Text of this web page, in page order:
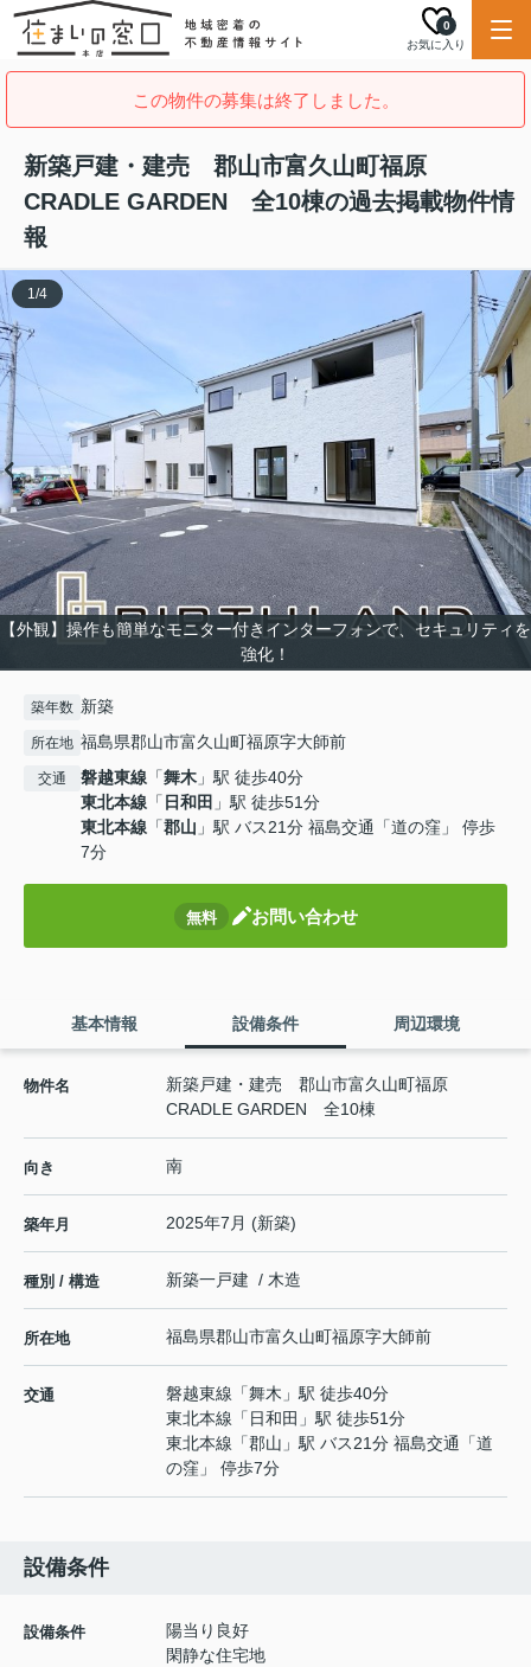
お気に入り
0
この物件の募集は終了しました。
新築戸建・建売 郡山市富久山町福原
CRADLE GARDEN 全10棟の過去掲載物件情
報
【外観】操作も簡単なモニター付きインターフォンで、セキュリティを
強化！
1/4
築年数 新築
所在地 福島県郡山市富久山町福原字大師前
交通 磐越東線 「舞木 」駅 徒歩40分
東北本線 「 日和田 」駅 徒歩51分
東北本線 「郡山 」駅 バス21分 福島交通「道の窪」 停歩
7分
無料 お問い合わせ
基本情報 設備条件 周辺環境
物件名
新築戸建・建売 郡山市富久山町福原
CRADLE GARDEN 全10棟
向き 南
築年月 2025年7月 (新築)
種別 / 構造 新築一戸建 / 木造
所在地 福島県郡山市富久山町福原字大師前
交通 磐越東線 「舞木 」駅 徒歩40分
東北本線 「 日和田 」駅 徒歩51分
東北本線 「郡山 」駅 バス21分 福島交通「道
の窪」 停歩7分
設備条件
設備条件
陽当り良好
閑静な住宅地